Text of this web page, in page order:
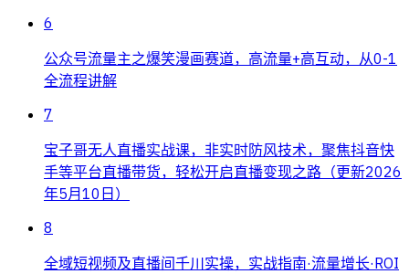
6
公众号流量主之爆笑漫画赛道，高流量+高互动，从0-1
全流程讲解
7
宝子哥无人直播实战课，非实时防风技术，聚焦抖音快
手等平台直播带货，轻松开启直播变现之路（更新2026
年5月10日）
8
全域短视频及直播间千川实操，实战指南·流量增长·ROI